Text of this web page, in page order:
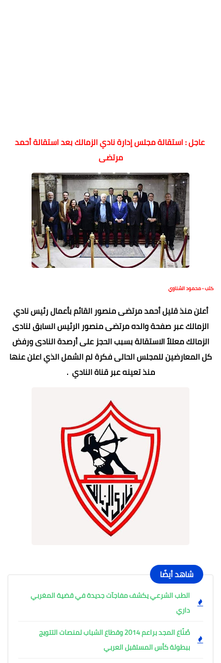
عاجل : استقالة مجلس إدارة نادي الزمالك بعد استقالة أحمد
مرتضى
كتب - محمود الشناوي
أعلن منذ قليل أحمد مرتضى منصور القائم بأعمال رئيس نادي
الزمالك عبر صفحة والده مرتضى منصور الرئيس السابق لنادى
الزمالك معللاً الاستقالة بسبب الحجز على أرصدة النادى ورفض
كل المعارضين للمجلس الحالى فكرة لم الشمل الذي اعلن عنها
منذ تعينه عبر قناة النادي .
شاهد أيضًا
الطب الشرعي يكشف مفاجآت جديدة في قضية المغربي
داري
صُنّاع المجد براعم 2014 وقطاع الشباب لمنصات التتويج
ببطولة كأس المستقبل العربي